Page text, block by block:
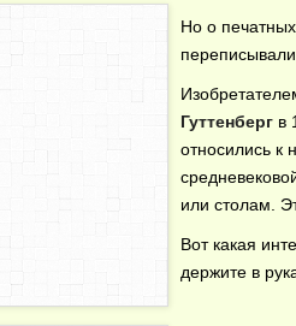
Но о
Гуттенберг в
относились к
или столам.
Вот какая
держите в